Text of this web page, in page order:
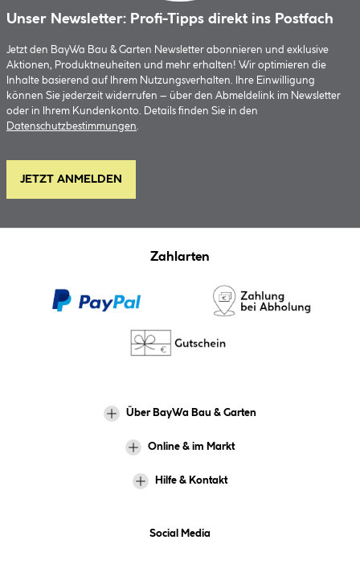
Unser Newsletter: Profi-Tipps direkt ins Postfach
Jetzt den BayWa Bau & Garten Newsletter abonnieren und exklusive
Aktionen, Produktneuheiten und mehr erhalten! Wir optimieren die
Inhalte basierend auf Ihrem Nutzungsverhalten. Ihre Einwilligung
können Sie jederzeit widerrufen – über den Abmeldelink im Newsletter
oder in Ihrem Kundenkonto. Details finden Sie in den
Datenschutzbestimmungen.
JETZT ANMELDEN
Zahlarten
Über BayWa Bau & Garten
Online & im Markt
Hilfe & Kontakt
Social Media